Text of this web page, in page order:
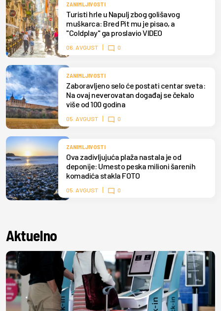
ZANIMLJIVOSTI
Turisti hrle u Napulj zbog golišavog
muškarca: Bred Pit mu je pisao, a
"Coldplay" ga proslavio VIDEO
06. AVGUST 0
ZANIMLJIVOSTI
Zaboravljeno selo će postati centar sveta:
Na ovaj neverovatan događaj se čekalo
više od 100 godina
05. AVGUST 0
ZANIMLJIVOSTI
Ova zadivljujuća plaža nastala je od
deponije: Umesto peska milioni šarenih
komadića stakla FOTO
05. AVGUST 0
Aktuelno